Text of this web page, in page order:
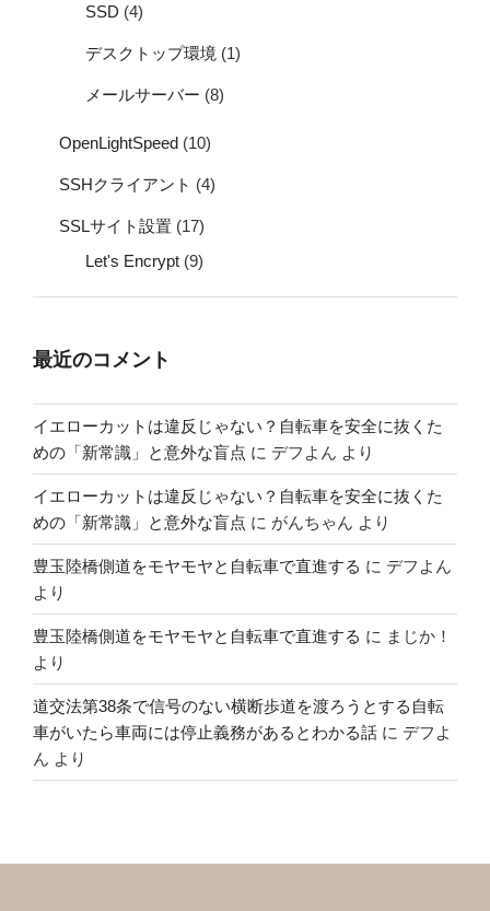
SSD (4)
デスクトップ環境 (1)
メールサーバー (8)
OpenLightSpeed (10)
SSHクライアント (4)
SSLサイト設置 (17)
Let's Encrypt (9)
最近のコメント
イエローカットは違反じゃない？自転車を安全に抜くた
めの「新常識」と意外な盲点 に デフよん より
イエローカットは違反じゃない？自転車を安全に抜くた
めの「新常識」と意外な盲点 に がんちゃん より
豊玉陸橋側道をモヤモヤと自転車で直進する に デフよん
より
豊玉陸橋側道をモヤモヤと自転車で直進する に まじか！
より
道交法第38条で信号のない横断歩道を渡ろうとする自転
車がいたら車両には停止義務があるとわかる話 に デフよ
ん より